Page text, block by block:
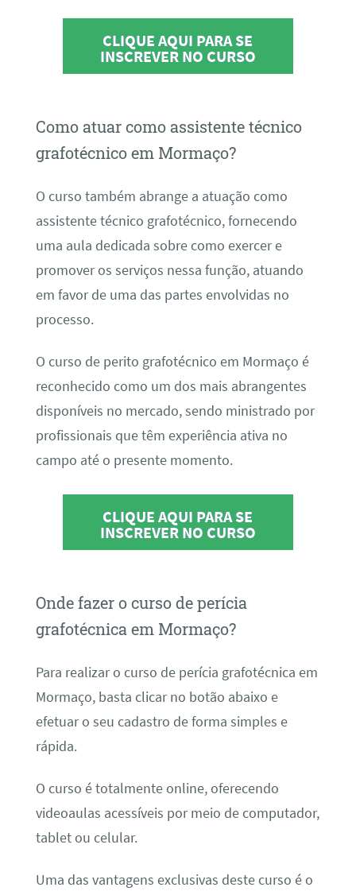
CLIQUE AQUI PARA SE
INSCREVER NO CURSO
Como atuar como assistente técnico
grafotécnico em Mormaço?
O curso também abrange a atuação como
assistente técnico grafotécnico, fornecendo
uma aula dedicada sobre como exercer e
promover os serviços nessa função, atuando
em favor de uma das partes envolvidas no
processo.
O curso de perito grafotécnico em Mormaço é
reconhecido como um dos mais abrangentes
disponíveis no mercado, sendo ministrado por
profissionais que têm experiência ativa no
campo até o presente momento.
CLIQUE AQUI PARA SE
INSCREVER NO CURSO
Onde fazer o curso de perícia
grafotécnica em Mormaço?
Para realizar o curso de perícia grafotécnica em
Mormaço, basta clicar no botão abaixo e
efetuar o seu cadastro de forma simples e
rápida.
O curso é totalmente online, oferecendo
videoaulas acessíveis por meio de computador,
tablet ou celular.
Uma das vantagens exclusivas deste curso é o